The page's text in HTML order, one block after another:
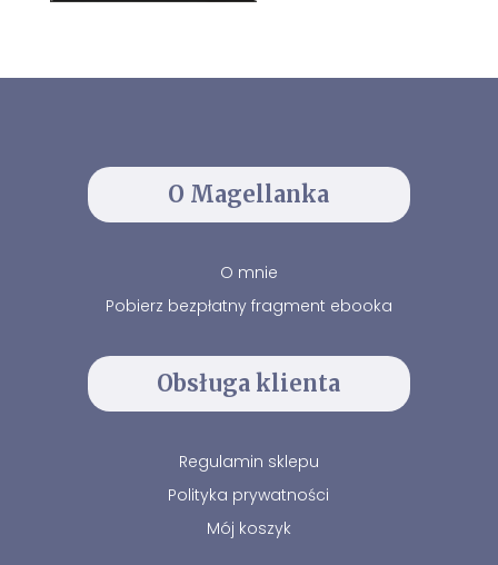
O Magellanka
O mnie
Pobierz bezpłatny fragment ebooka
Obsługa klienta
Regulamin sklepu
Polityka prywatności
Mój koszyk